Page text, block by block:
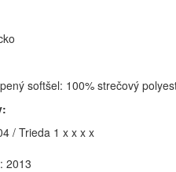
softšel: 100% strečový
/ Trieda 1 x x x x
2013